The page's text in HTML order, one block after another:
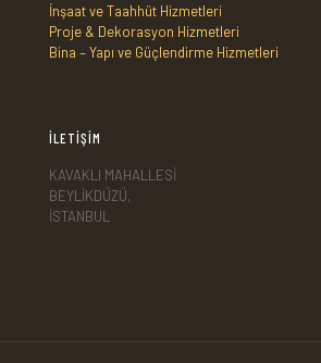
İnşaat ve Taahhüt Hizmetleri
Proje & Dekorasyon Hizmetleri
Bina – Yapı ve Güçlendirme Hizmetleri
İLETİŞİM
KAVAKLI MAHALLESİ
BEYLİKDÜZÜ,
İSTANBUL